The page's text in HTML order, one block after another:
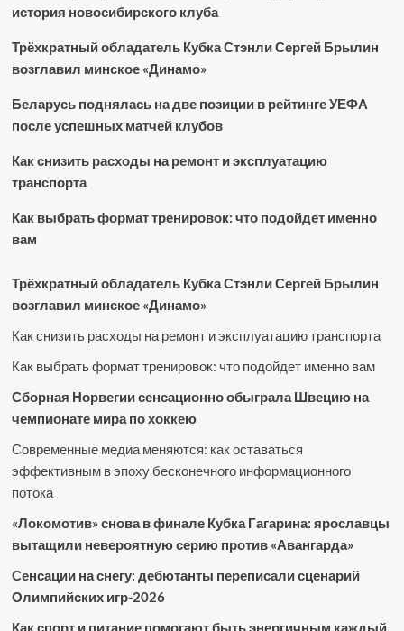
история новосибирского клуба
Трёхкратный обладатель Кубка Стэнли Сергей Брылин
возглавил минское «Динамо»
Беларусь поднялась на две позиции в рейтинге УЕФА
после успешных матчей клубов
Как снизить расходы на ремонт и эксплуатацию
транспорта
Как выбрать формат тренировок: что подойдет именно
вам
Трёхкратный обладатель Кубка Стэнли Сергей Брылин
возглавил минское «Динамо»
Как снизить расходы на ремонт и эксплуатацию транспорта
Как выбрать формат тренировок: что подойдет именно вам
Сборная Норвегии сенсационно обыграла Швецию на
чемпионате мира по хоккею
Современные медиа меняются: как оставаться
эффективным в эпоху бесконечного информационного
потока
«Локомотив» снова в финале Кубка Гагарина: ярославцы
вытащили невероятную серию против «Авангарда»
Сенсации на снегу: дебютанты переписали сценарий
Олимпийских игр-2026